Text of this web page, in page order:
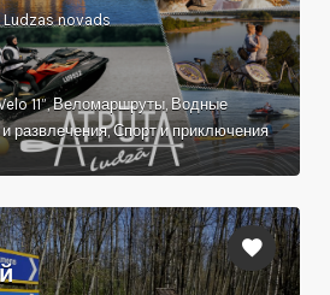
Ludzas novads
11”, Веломаршруты, Водные
развлечения, Спорт и приключения